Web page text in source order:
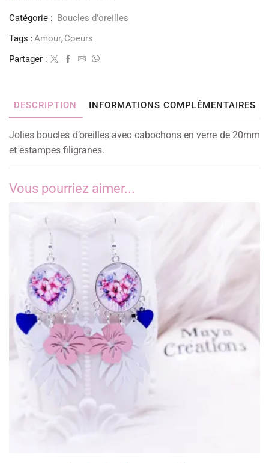
Catégorie : Boucles d'oreilles
Tags :Amour,Coeurs
Partager :
DESCRIPTION INFORMATIONS COMPLÉMENTAIRES
Jolies boucles d’oreilles avec cabochons en verre de 20mm
et estampes filigranes.
Vous pourriez aimer...